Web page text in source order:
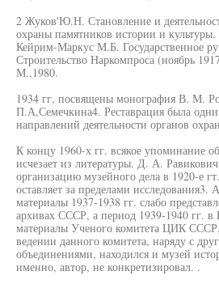
2 Жуков'Ю.Н. Становление и
охраны памятников истории и
Кейрим-Маркус М.Б. Государственное
Строительство Наркомпроса (ноябрь
М.,1980.
1934 гг, посвящены монография В. М.
П.А,Семечкина4. Реставрация была
направлений деятельности органов
К концу 1960-х гг. всякое упоминание
исчезает из литературы. Д. А.
организацию музейного дела в 1920-е
оставляет за пределами исследования3.
материалы 1937-1938 гг. слабо
архивах СССР, а период 1939-1940 гг. в
материалы Ученого комитета ЦИК
ведении данного комитета, наряду с
объединениями, находился и музей
именно, автор, не конкретизировал. .